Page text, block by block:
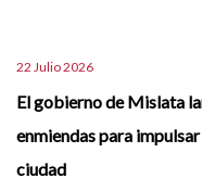
22 Julio 2026
El gobierno de Mislata
enmiendas para
ciudad